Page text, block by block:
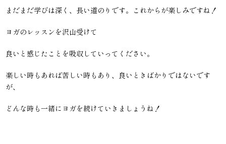
まだまだ学びは深く、長い道のりです。これからが楽しみですね！
ヨガのレッスンを沢山受けて
良いと感じたことを吸収していってください。
楽しい時もあれば苦しい時もあり、良いときばかりではないです
が、
どんな時も一緒にヨガを続けていきましょうね！